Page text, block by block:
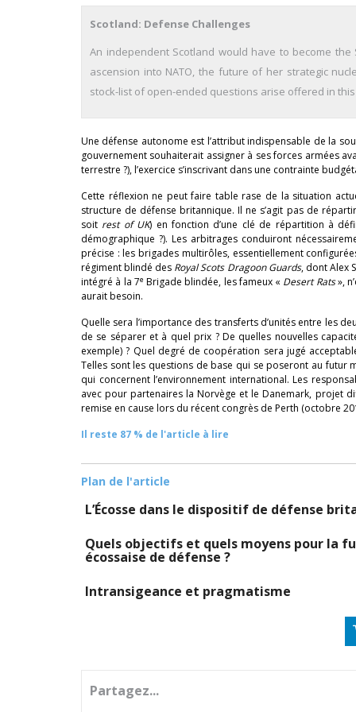
Scotland: Defense Challenges
An independent Scotland would have to become
ascension into NATO, the future of her strategic
stock-list of open-ended questions arise offered in
Une défense autonome est l’attribut indispensable de la
gouvernement souhaiterait assigner à ses forces armées
terrestre ?), l’exercice s’inscrivant dans une contrainte
Cette réflexion ne peut faire table rase de la situation
structure de défense britannique. Il ne s’agit pas de
soit rest of UK) en fonction d’une clé de répartition à
démographique ?). Les arbitrages conduiront
précise : les brigades multirôles, essentiellement
régiment blindé des Royal Scots Dragoon Guards, dont Alex
intégré à la 7eBrigade blindée, les fameux « Desert Rats»,
aurait besoin.
Quelle sera l’importance des transferts d’unités entre les
de se séparer et à quel prix ? De quelles nouvelles
exemple) ? Quel degré de coopération sera jugé
Telles sont les questions de base qui se poseront au futur
qui concernent l’environnement international. Les
avec pour partenaires la Norvège et le Danemark, projet
remise en cause lors du récent congrès de Perth (octobre
Il reste 87 % de l'article à lire
Plan de l'article
L’Écosse dans le dispositif de défense
Quels objectifs et quels moyens pour la
écossaise de défense ?
Intransigeance et pragmatisme
Partagez...